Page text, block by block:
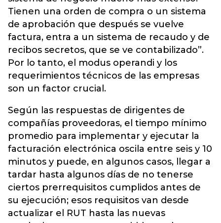
Tienen una orden de compra o un sistema
de aprobación que después se vuelve
factura, entra a un sistema de recaudo y de
recibos secretos, que se ve contabilizado”.
Por lo tanto, el modus operandi y los
requerimientos técnicos de las empresas
son un factor crucial.
Según las respuestas de dirigentes de
compañías proveedoras, el tiempo mínimo
promedio para implementar y ejecutar la
facturación electrónica oscila entre seis y 10
minutos y puede, en algunos casos, llegar a
tardar hasta algunos días de no tenerse
ciertos prerrequisitos cumplidos antes de
su ejecución; esos requisitos van desde
actualizar el RUT hasta las nuevas